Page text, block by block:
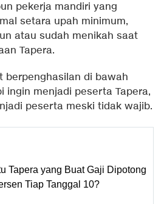
pekerja mandiri yang
setara upah minimum,
atau sudah menikah saat
Tapera.
berpenghasilan di bawah
ingin menjadi peserta Tapera,
peserta meski tidak wajib.
Tapera yang Buat Gaji Dipotong
Tiap Tanggal 10?